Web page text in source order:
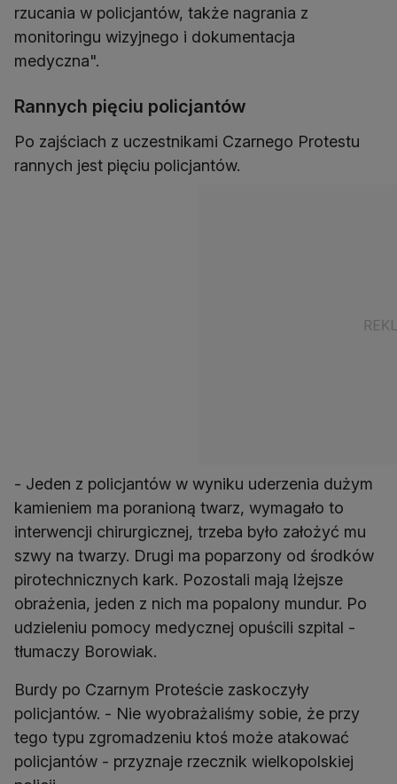
rzucania w policjantów, także nagrania z
monitoringu wizyjnego i dokumentacja
medyczna".
Rannych pięciu policjantów
Po zajściach z uczestnikami Czarnego Protestu
rannych jest pięciu policjantów.
- Jeden z policjantów w wyniku uderzenia dużym
kamieniem ma poranioną twarz, wymagało to
interwencji chirurgicznej, trzeba było założyć mu
szwy na twarzy. Drugi ma poparzony od środków
pirotechnicznych kark. Pozostali mają lżejsze
obrażenia, jeden z nich ma popalony mundur. Po
udzieleniu pomocy medycznej opuścili szpital -
tłumaczy Borowiak.
Burdy po Czarnym Proteście zaskoczyły
policjantów. - Nie wyobrażaliśmy sobie, że przy
tego typu zgromadzeniu ktoś może atakować
policjantów - przyznaje rzecznik wielkopolskiej